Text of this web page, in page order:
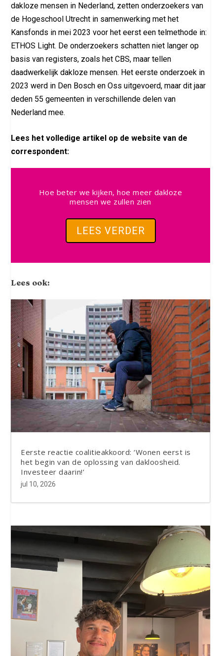
dakloze mensen in Nederland, zetten onderzoekers van
de Hogeschool Utrecht in samenwerking met het
Kansfonds in mei 2023 voor het eerst een telmethode in:
ETHOS Light. De onderzoekers schatten niet langer op
basis van registers, zoals het CBS, maar tellen
daadwerkelijk dakloze mensen. Het eerste onderzoek in
2023 werd in Den Bosch en Oss uitgevoerd, maar dit jaar
deden 55 gemeenten in verschillende delen van
Nederland mee.
Lees het volledige artikel op de website van de
correspondent:
Hoe beter we kijken, hoe meer dakloze
mensen we zullen zien
LEES VERDER
Lees ook:
Eerste reactie coalitieakkoord: ‘Wonen eerst is
het begin van de oplossing van dakloosheid.
Investeer daarin!’
jul 10, 2026